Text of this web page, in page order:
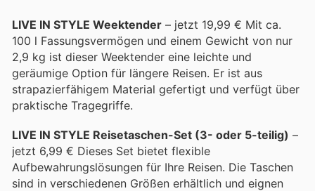
LIVE IN STYLE Weektender – jetzt 19,99 € Mit ca.
100 l Fassungsvermögen und einem Gewicht von nur
2,9 kg ist dieser Weektender eine leichte und
geräumige Option für längere Reisen. Er ist aus
strapazierfähigem Material gefertigt und verfügt über
praktische Tragegriffe.
LIVE IN STYLE Reisetaschen-Set (3- oder 5-teilig) –
jetzt 6,99 € Dieses Set bietet flexible
Aufbewahrungslösungen für Ihre Reisen. Die Taschen
sind in verschiedenen Größen erhältlich und eignen